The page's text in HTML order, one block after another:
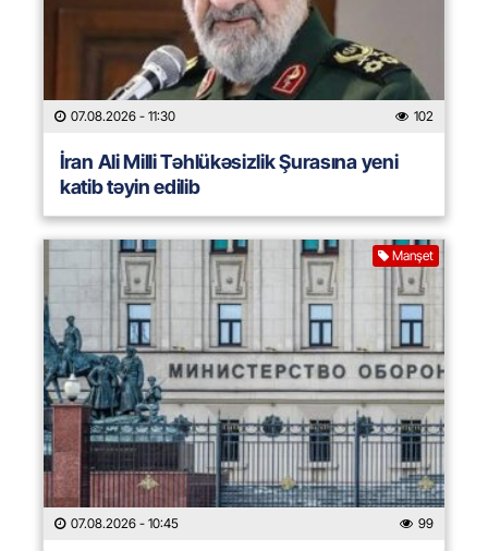
07.08.2026 - 11:30 102
İran Ali Milli Təhlükəsizlik Şurasına yeni
katib təyin edilib
Manşet
07.08.2026 - 10:45 99